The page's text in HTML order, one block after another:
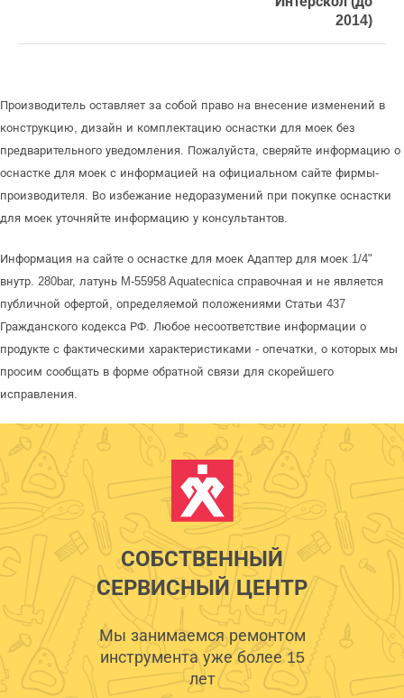
2014)
Производитель оставляет за собой право на внесение изменений в
конструкцию, дизайн и комплектацию оснастки для моек без
предварительного уведомления. Пожалуйста, сверяйте информацию о
оснастке для моек с информацией на официальном сайте фирмы-
производителя. Во избежание недоразумений при покупке оснастки
для моек уточняйте информацию у консультантов.
Информация на сайте о оснастке для моек Адаптер для моек 1/4"
внутр. 280bar, латунь M-55958 Aquatecnica справочная и не является
публичной офертой, определяемой положениями Статьи 437
Гражданского кодекса РФ. Любое несоответствие информации о
продукте с фактическими характеристиками - опечатки, о которых мы
просим сообщать в форме обратной связи для скорейшего
исправления.
СОБСТВЕННЫЙ
СЕРВИСНЫЙ ЦЕНТР
Мы занимаемся ремонтом
инструмента уже более 15
лет